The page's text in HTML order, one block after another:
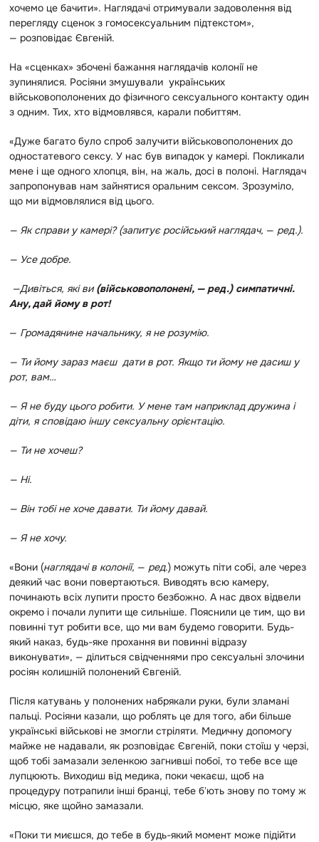
хочемо це бачити». Наглядачі отримували задоволення від
перегляду сценок з гомосексуальним підтекстом»,
— розповідає Євгеній.
На «сценках» збочені бажання наглядачів колонії не
зупинялися. Росіяни змушували українських
військовополонених до фізичного сексуального контакту один
з одним. Тих, хто відмовлявся, карали побиттям.
«Дуже багато було спроб залучити військовополонених до
одностатевого сексу. У нас був випадок у камері. Покликали
мене і ще одного хлопця, він, на жаль, досі в полоні. Наглядач
запропонував нам зайнятися оральним сексом. Зрозуміло,
що ми відмовлялися від цього.
— Як справи у камері? (запитує російський наглядач, — ред.).
— Усе добре.
—Дивіться, які ви(військовополонені, — ред.) симпатичні.
Ану, дай йому в рот!
— Громадянине начальнику, я не розумію.
— Ти йому зараз маєш дати в рот. Якщо ти йому не дасиш у
рот, вам…
— Я не буду цього робити. У мене там наприклад дружина і
діти, я сповідаю іншу сексуальну орієнтацію.
— Ти не хочеш?
— Ні.
— Він тобі не хоче давати. Ти йому давай.
— Я не хочу.
«Вони (наглядачі в колонії, — ред.) можуть піти собі, але через
деякий час вони повертаються. Виводять всю камеру,
починають всіх лупити просто безбожно. А нас двох відвели
окремо і почали лупити ще сильніше. Пояснили це тим, що ви
повинні тут робити все, що ми вам будемо говорити. Будь-
який наказ, будь-яке прохання ви повинні відразу
виконувати», — ділиться свідченнями про сексуальні злочини
росіян колишній полонений Євгеній.
Після катувань у полонених набрякали руки, були зламані
пальці. Росіяни казали, що роблять це для того, аби більше
українські військові не змогли стріляти. Медичну допомогу
майже не надавали, як розповідає Євгеній, поки стоїш у черзі,
щоб тобі замазали зеленкою загнивші побої, то тебе все ще
лупцюють. Виходиш від медика, поки чекаєш, щоб на
процедуру потрапили інші бранці, тебе бʼють знову по тому ж
місцю, яке щойно замазали.
«Поки ти миєшся, до тебе в будь-який момент може підійти